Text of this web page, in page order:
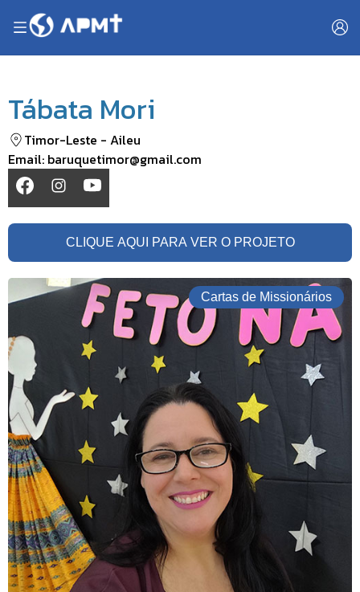
Tábata Mori
Timor-Leste - Aileu
Email: baruquetimor@gmail.com
CLIQUE AQUI PARA VER O PROJETO
Cartas de Missionários